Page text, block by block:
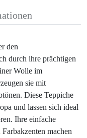
den
durch ihre prächtigen
Wolle im
sie mit
Diese Teppiche
und lassen sich ideal
Ihre einfache
machen